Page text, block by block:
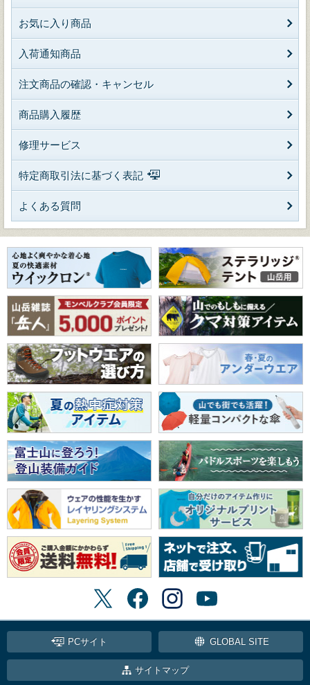
お気に入り商品
入荷通知商品
注文商品の確認・キャンセル
商品購入履歴
修理サービス
特定商取引法に基づく表記
よくある質問
PCサイト GLOBAL SITE
サイトマップ